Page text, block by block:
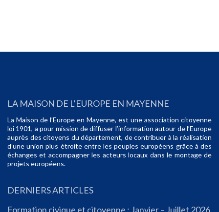
LA MAISON DE L’EUROPE EN MAYENNE
La Maison de l’Europe en Mayenne, est une association citoyenne
loi 1901, a pour mission de diffuser l’information autour de l’Europe
auprès des citoyens du département, de contribuer à la réalisation
d’une union plus étroite entre les peuples européens grâce à des
échanges et accompagner les acteurs locaux dans le montage de
projets européens.
DERNIERS ARTICLES
Formation civique et citoyenne : Janvier – Juillet 2026